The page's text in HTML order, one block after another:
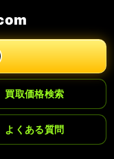
買取価格検索
よくある質問